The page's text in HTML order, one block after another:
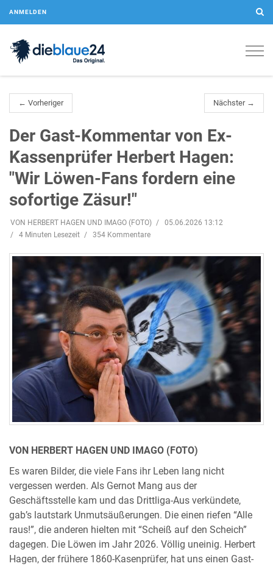
ANMELDEN
← Vorheriger Nächster →
Der Gast-Kommentar von Ex-
Kassenprüfer Herbert Hagen:
"Wir Löwen-Fans fordern eine
sofortige Zäsur!"
VON HERBERT HAGEN UND IMAGO (FOTO)
05.06.2026 13:12
4 Minuten Lesezeit
354 Kommentare
VON HERBERT HAGEN UND IMAGO (FOTO)
Es waren Bilder, die viele Fans ihr Leben lang nicht
vergessen werden. Als Gernot Mang aus der
Geschäftsstelle kam und das Drittliga-Aus verkündete,
gab’s lautstark Unmutsäußerungen. Die einen riefen “Alle
raus!”, die anderen hielten mit “Scheiß auf den Scheich”
dagegen. Die Löwen im Jahr 2026. Völlig uneinig. Herbert
Hagen, der frühere 1860-Kasenprüfer, hat uns einen Gast-